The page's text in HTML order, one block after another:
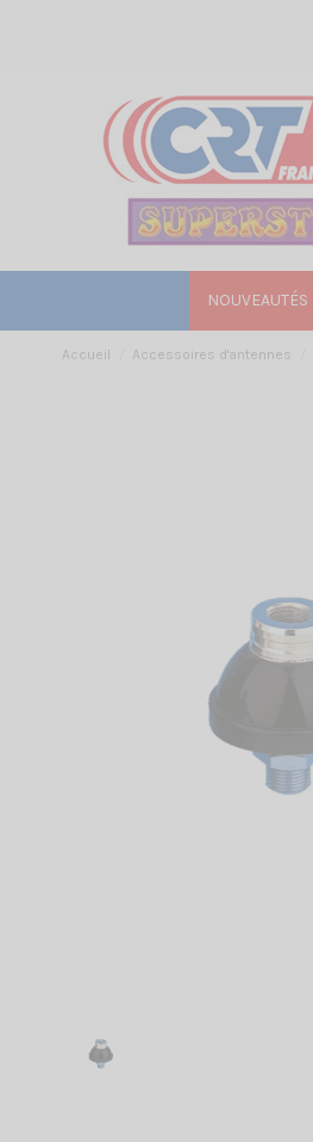
NOUVEAUTÉS
Accueil Accessoires d'antennes